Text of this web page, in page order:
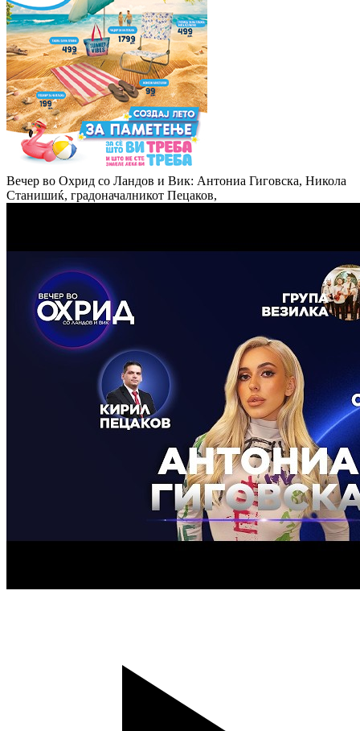
Вечер во Охрид со Ландов и Вик: Антониа Гиговска, Никола
Станишиќ, градоначалникот Пецаков,